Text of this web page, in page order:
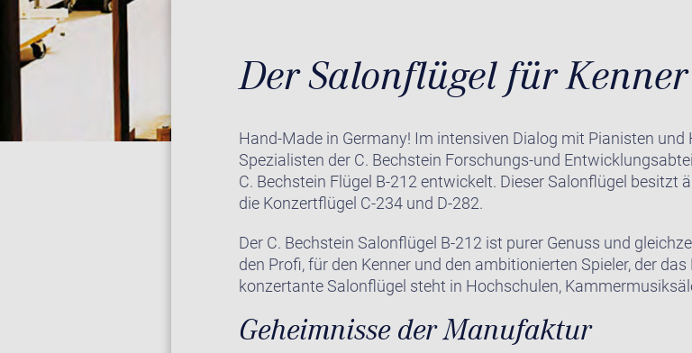
Der Salonflügel für
Hand-Made in Germany! Im intensiven Dialog mit Pianisten
Spezialisten der C. Bechstein Forschungs-und
C. Bechstein Flügel B-212 entwickelt. Dieser Salonflügel besitzt
die Konzertflügel C-234 und D-282.
Der C. Bechstein Salonflügel B-212 ist purer Genuss und
den Profi, für den Kenner und den ambitionierten Spieler, der
konzertante Salonflügel steht in Hochschulen,
Geheimnisse der Manufaktur